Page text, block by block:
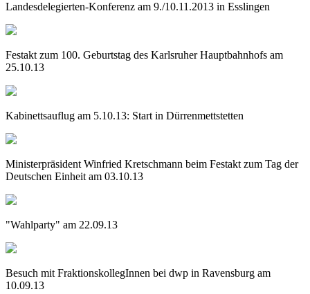
Landesdelegierten-Konferenz am 9./10.11.2013 in Esslingen
Festakt zum 100. Geburtstag des Karlsruher Hauptbahnhofs am
25.10.13
Kabinettsauflug am 5.10.13: Start in Dürrenmettstetten
Ministerpräsident Winfried Kretschmann beim Festakt zum Tag der
Deutschen Einheit am 03.10.13
"Wahlparty" am 22.09.13
Besuch mit FraktionskollegInnen bei dwp in Ravensburg am
10.09.13